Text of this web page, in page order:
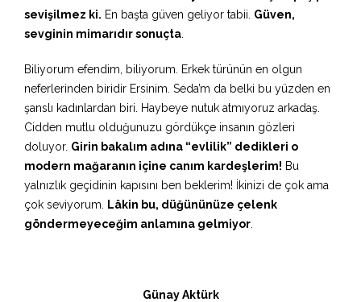
sevişilmez ki. En başta güven geliyor tabii. Güven,
sevginin mimarıdır sonuçta
Biliyorum efendim, biliyorum. Erkek türünün en olgun
neferlerinden biridir Ersinim. Seda’m da belki bu yüzden en
şanslı kadınlardan biri. Haybeye nutuk atmıyoruz arkadaş.
Cidden mutlu olduğunuzu gördükçe insanın gözleri
doluyor. Girin bakalım adına “evlilik” dedikleri o
modern mağaranın içine canım kardeşlerim! Bu
yalnızlık geçidinin kapısını ben beklerim! İkinizi de çok ama
çok seviyorum.
Lâkin bu, düğününüze çelenk
göndermeyeceğim anlamına gelmiyor
Günay Aktürk